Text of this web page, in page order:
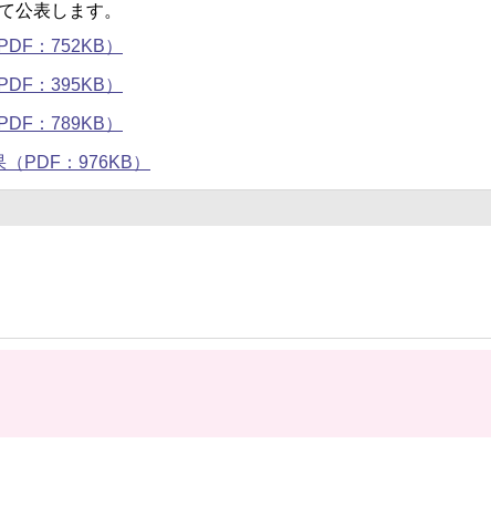
公表します。
：752KB）
：395KB）
：789KB）
PDF：976KB）